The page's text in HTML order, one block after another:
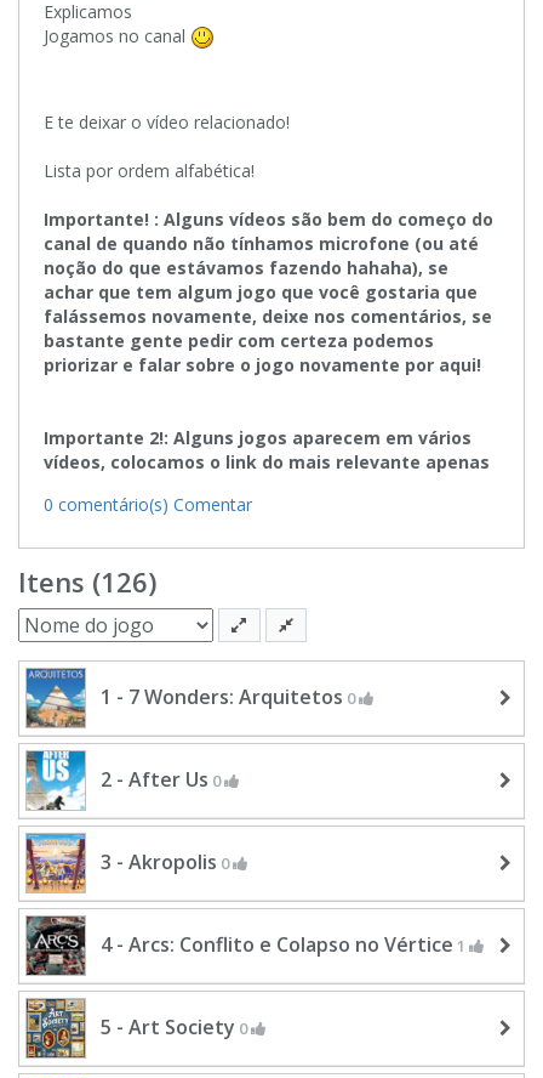
Explicamos
Jogamos no canal
E te deixar o vídeo relacionado!
Lista por ordem alfabética!
Importante! : Alguns vídeos são bem do começo do
canal de quando não tínhamos microfone (ou até
noção do que estávamos fazendo hahaha), se
achar que tem algum jogo que você gostaria que
falássemos novamente, deixe nos comentários, se
bastante gente pedir com certeza podemos
priorizar e falar sobre o jogo novamente por aqui!
Importante 2!: Alguns jogos aparecem em vários
vídeos, colocamos o link do mais relevante apenas
0 comentário(s) Comentar
Itens (126)
1 - 7 Wonders: Arquitetos 0
2 - After Us 0
3 - Akropolis 0
4 - Arcs: Conflito e Colapso no Vértice 1
5 - Art Society 0